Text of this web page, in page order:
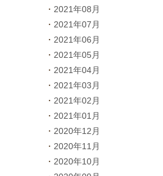
2021年08月
2021年07月
2021年06月
2021年05月
2021年04月
2021年03月
2021年02月
2021年01月
2020年12月
2020年11月
2020年10月